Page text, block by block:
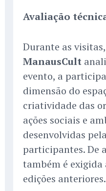
Avaliação
Durante as
ManausCult
evento, a
dimensão do
criatividade das
ações sociais e
desenvolvidas
participantes. De
também é exigida
edições anteriores.